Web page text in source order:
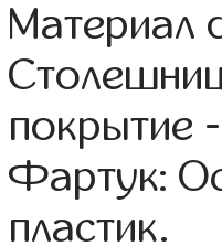
Материал
покрытие
Фартук:
пластик.